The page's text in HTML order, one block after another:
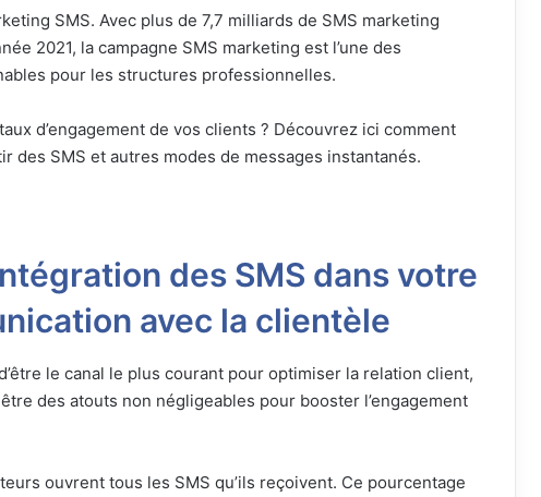
SMS. Avec plus de 7,7 milliards de SMS marketing
2021, la campagne SMS marketing est l’une des
pour les structures professionnelles.
d’engagement de vos clients ? Découvrez ici comment
des SMS et autres modes de messages instantanés.
des SMS dans votre
avec la clientèle
le canal le plus courant pour optimiser la relation client,
des atouts non négligeables pour booster l’engagement
ouvrent tous les SMS qu’ils reçoivent. Ce pourcentage